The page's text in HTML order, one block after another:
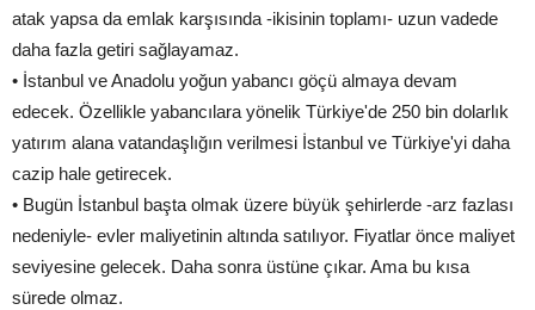
atak yapsa da emlak karşısında -ikisinin toplamı- uzun vadede
daha fazla getiri sağlayamaz.
• İstanbul ve Anadolu yoğun yabancı göçü almaya devam
edecek. Özellikle yabancılara yönelik Türkiye'de 250 bin dolarlık
yatırım alana vatandaşlığın verilmesi İstanbul ve Türkiye'yi daha
cazip hale getirecek.
• Bugün İstanbul başta olmak üzere büyük şehirlerde -arz fazlası
nedeniyle- evler maliyetinin altında satılıyor. Fiyatlar önce maliyet
seviyesine gelecek. Daha sonra üstüne çıkar. Ama bu kısa
sürede olmaz.